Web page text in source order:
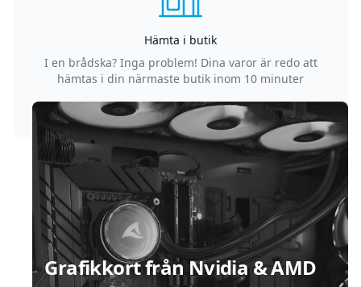
Hämta i butik
I en brådska? Inga problem! Dina varor är redo att
hämtas i din närmaste butik inom 10 minuter
Grafikkort från Nvidia & AMD